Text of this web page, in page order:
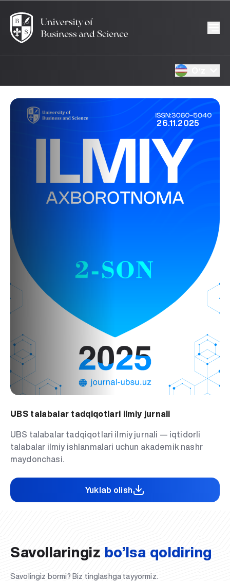
26.11.2025
UBS talabalar tadqiqotlari ilmiy jurnali
UBS talabalar tadqiqotlari ilmiy jurnali — iqtidorli
talabalar ilmiy ishlanmalari uchun akademik nashr
maydonchasi.
Yuklab olish
Savollaringiz bo’lsa qoldiring
Savolingiz bormi? Biz tinglashga tayyormiz.